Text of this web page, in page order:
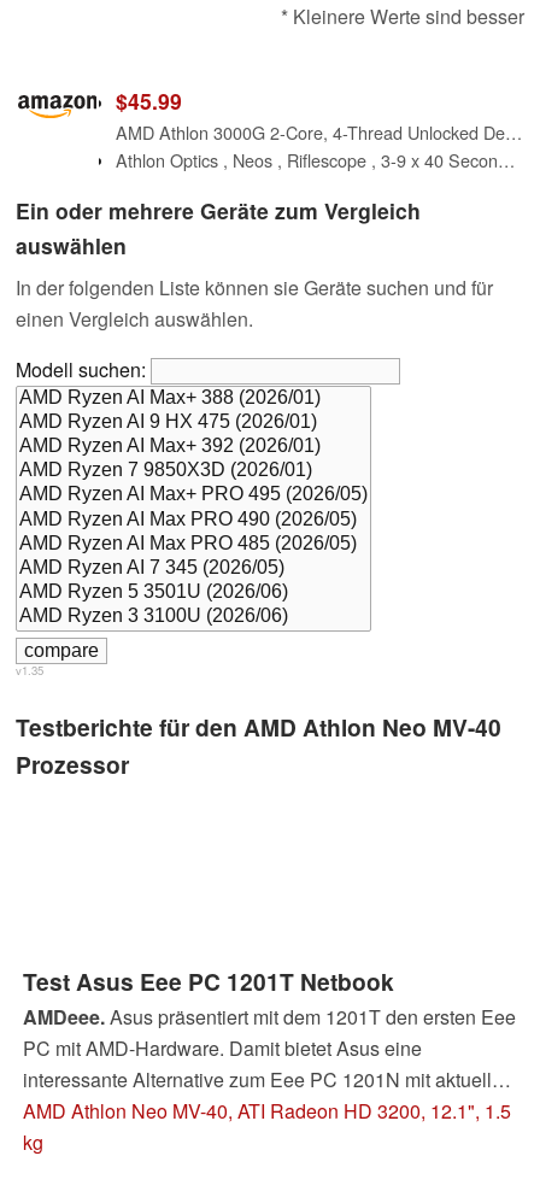
* Kleinere Werte sind besser
$45.99
AMD Athlon 3000G 2-Core, 4-Thread Unlocked Desktop Processor with Radeon Graphics
Athlon Optics , Neos , Riflescope , 3-9 x 40 Second Focal Plane (SFP) 1" Tube, Center X Reticle
Ein oder mehrere Geräte zum Vergleich
auswählen
In der folgenden Liste können sie Geräte suchen und für
einen Vergleich auswählen.
Modell suchen:
v1.35
Testberichte für den AMD Athlon Neo MV-40
Prozessor
Test Asus Eee PC 1201T Netbook
AMDeee.Asus präsentiert mit dem 1201T den ersten Eee
PC mit AMD-Hardware. Damit bietet Asus eine
interessante Alternative zum Eee PC 1201N mit aktuellen
Komponenten von Intel an. Wie sich der AMD Athlon-
Neo-MV-40-Prozessor und die ATI-Grafikeinheit im Detail
AMD Athlon Neo MV-40, ATI Radeon HD 3200, 12.1", 1.5
kg